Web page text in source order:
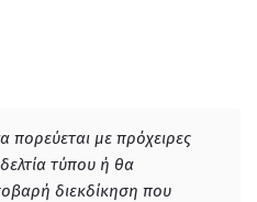
πορεύεται με πρόχειρες
τύπου ή θα
διεκδίκηση που